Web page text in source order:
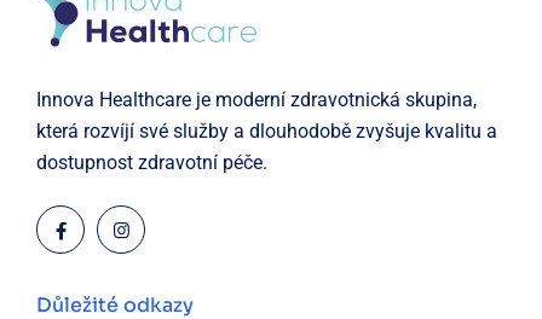
Innova Healthcare je moderní zdravotnická skupina,
která rozvíjí své služby a dlouhodobě zvyšuje kvalitu a
dostupnost zdravotní péče.
Důležité odkazy